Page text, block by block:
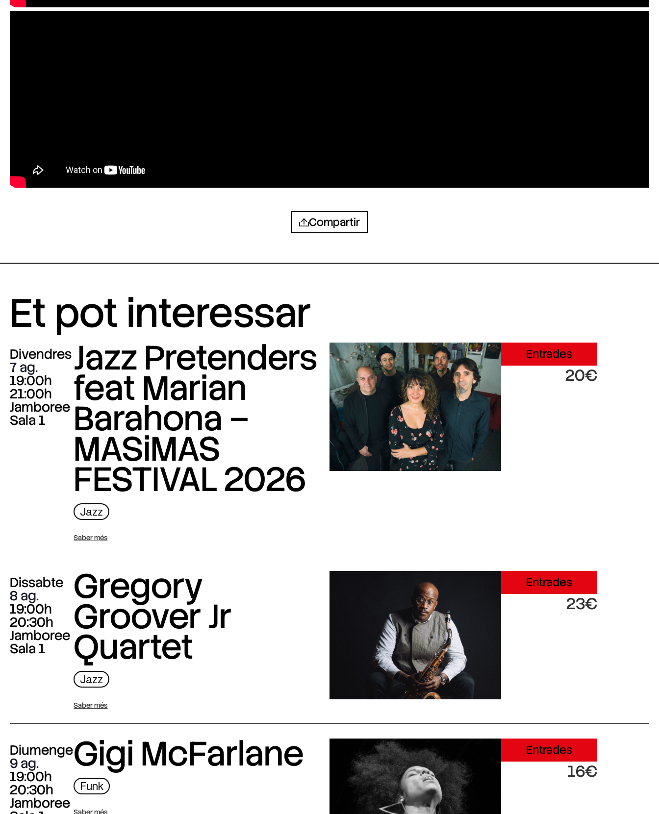
Compartir
Et pot interessar
Divendres
7 ag.
19:00h
21:00h
Jamboree
Sala 1
Jazz Pretenders
feat Marian
Barahona –
MASiMAS
FESTIVAL 2026
Jazz
Saber més
Entrades
20€
Dissabte
8 ag.
19:00h
20:30h
Jamboree
Sala 1
Gregory
Groover Jr
Quartet
Jazz
Saber més
Entrades
23€
Diumenge
9 ag.
19:00h
20:30h
Jamboree
Gigi McFarlane
Funk
Saber més
Entrades
16€